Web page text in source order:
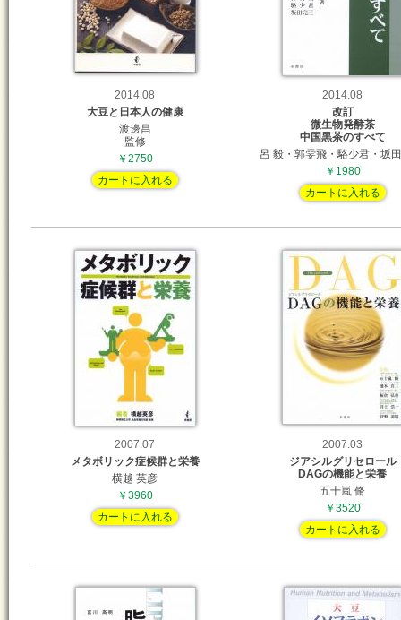
2014.08
大豆と日本人の健康
渡邊昌
監修
￥2750
カートに入れる
2014.08
改訂
微生物発酵茶
中国黒茶のすべて
呂 毅・郭雯飛・駱少君・坂
￥1980
カートに入れる
2007.07
メタボリック症候群と栄養
横越 英彦
￥3960
カートに入れる
2007.03
ジアシルグリセロール
DAGの機能と栄養
五十嵐 脩
￥3520
カートに入れる